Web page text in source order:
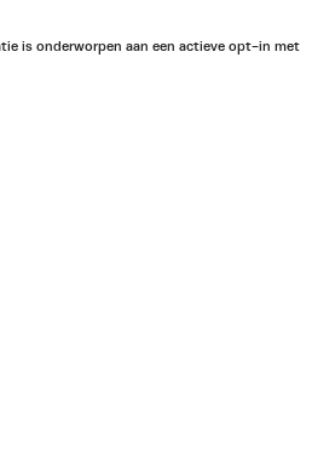
is onderworpen aan een actieve opt-in met